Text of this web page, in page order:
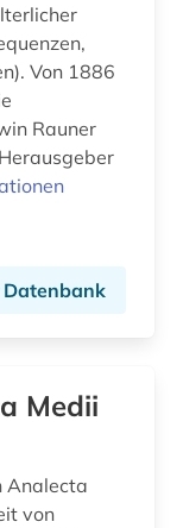
Von 1886
Rauner
Datenbank
Medii
Analecta
von